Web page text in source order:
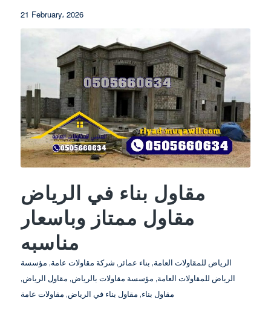
21 February، 2026
مقاول بناء في الرياض
مقاول ممتاز وباسعار
مناسبه
الرياض للمقاولات العامة, بناء عمائر , شركة مقاولات عامة, مؤسسة
الرياض للمقاولات العامة, مؤسسة مقاولات بالرياض, مقاول الرياض,
مقاول بناء, مقاول بناء في الرياض, مقاولات عامة